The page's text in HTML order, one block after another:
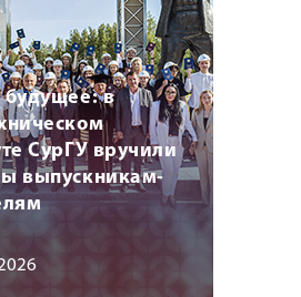
в
СурГУ вручили
выпускникам-